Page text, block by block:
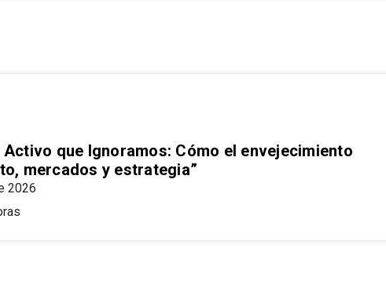
Activo que Ignoramos: Cómo el envejecimiento
mercados y estrategia”
2026